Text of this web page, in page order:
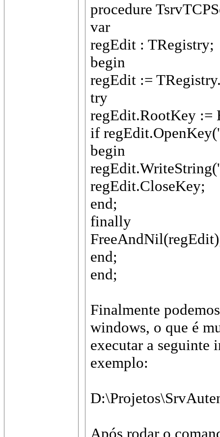
procedure
var
regEdit : TRegistry;
begin
regEdit :=
try
regEdit.RootKey
if
begin
regEdit.CloseKey;
end;
finally
end;
end;
Finalmente
windows, o que é
executar a
exemplo:
Após rodar o